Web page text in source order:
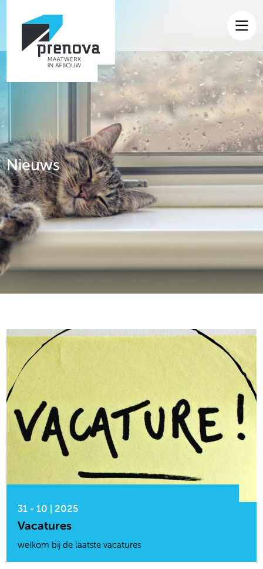
Home
Producten
Referenties
Maatwerk
Over ons
Nieuws
Contact
Nieuws
31 - 10 | 2025
Vacatures
welkom bij de laatste vacatures